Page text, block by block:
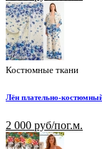
Костюмные ткани
Лён плательно-
2 000 руб/пог.м.